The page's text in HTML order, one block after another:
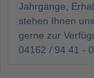
Jahrgänge,
stehen Ihnen
gerne zur
04162 / 94 41 - 0.